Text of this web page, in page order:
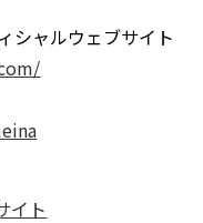
シャルウェブサイト
イト